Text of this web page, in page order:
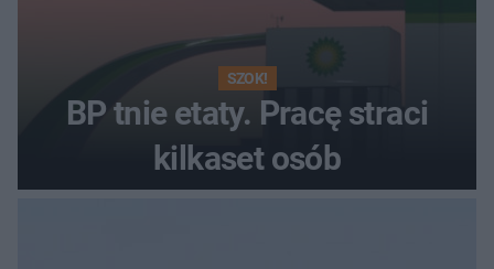
SZOK!
BP tnie etaty. Pracę straci
kilkaset osób